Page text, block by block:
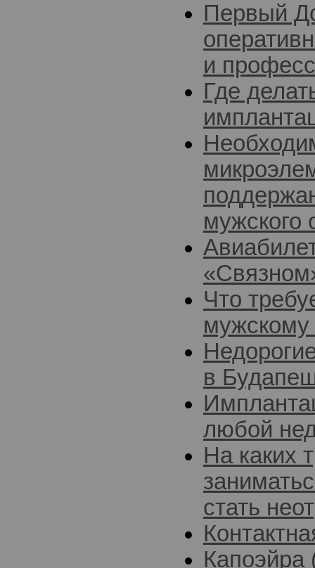
Первый
и
Где
мужского
Что
мужскому
в
любой
На каких
стать
Капоэйра